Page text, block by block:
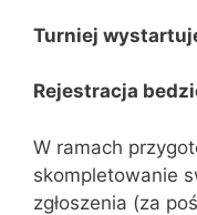
Turniej
Rejestracja
W ramach
skompletowanie
zgłoszenia (za